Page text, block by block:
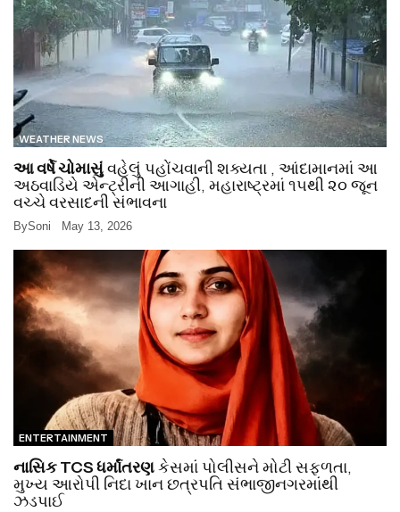
WEATHER NEWS
આ વર્ષે ચોમાસુંવહેલું પહોંચવાની શક્યતા , આંદામાનમાં આ
અઠવાડિયે એન્ટ્રીની આગાહી, મહારાષ્ટ્રમાં ૧૫થી ૨૦ જૂન
વચ્ચે વરસાદની સંભાવના
BySoni May 13, 2026
ENTERTAINMENT
નાસિક TCS ધર્માંતરણકેસમાં પોલીસને મોટી સફળતા,
મુખ્ય આરોપી નિદા ખાન છત્રપતિ સંભાજીનગરમાંથી
ઝડપાઈ